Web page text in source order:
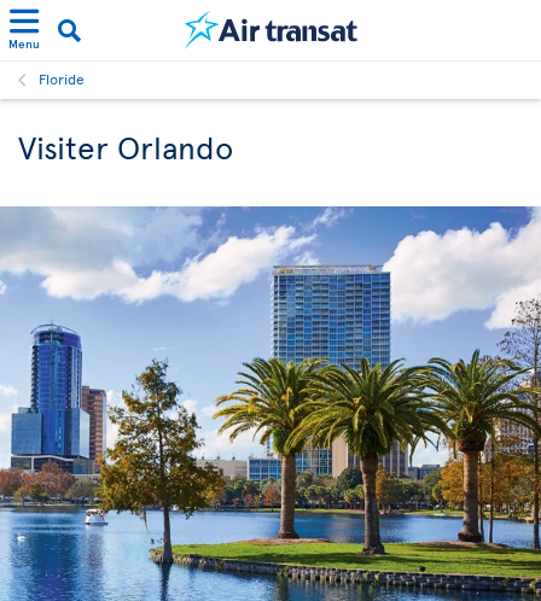
Menu
Floride
Visiter Orlando